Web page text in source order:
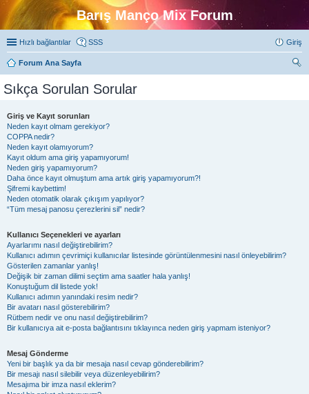
Barış Manço Mix Forum
Hızlı bağlantılar SSS Giriş
Forum Ana Sayfa
Sıkça Sorulan Sorular
Giriş ve Kayıt sorunları
Neden kayıt olmam gerekiyor?
COPPA nedir?
Neden kayıt olamıyorum?
Kayıt oldum ama giriş yapamıyorum!
Neden giriş yapamıyorum?
Daha önce kayıt olmuştum ama artık giriş yapamıyorum?!
Şifremi kaybettim!
Neden otomatik olarak çıkışım yapılıyor?
“Tüm mesaj panosu çerezlerini sil” nedir?
Kullanıcı Seçenekleri ve ayarları
Ayarlarımı nasıl değiştirebilirim?
Kullanıcı adımın çevrimiçi kullanıcılar listesinde görüntülenmesini nasıl önleyebilirim?
Gösterilen zamanlar yanlış!
Değişik bir zaman dilimi seçtim ama saatler hala yanlış!
Konuştuğum dil listede yok!
Kullanıcı adımın yanındaki resim nedir?
Bir avatarı nasıl gösterebilirim?
Rütbem nedir ve onu nasıl değiştirebilirim?
Bir kullanıcıya ait e-posta bağlantısını tıklayınca neden giriş yapmam isteniyor?
Mesaj Gönderme
Yeni bir başlık ya da bir mesaja nasıl cevap gönderebilirim?
Bir mesajı nasıl silebilir veya düzenleyebilirim?
Mesajıma bir imza nasıl eklerim?